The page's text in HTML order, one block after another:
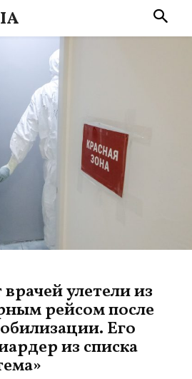
улетели из
рейсом после
Его
из списка